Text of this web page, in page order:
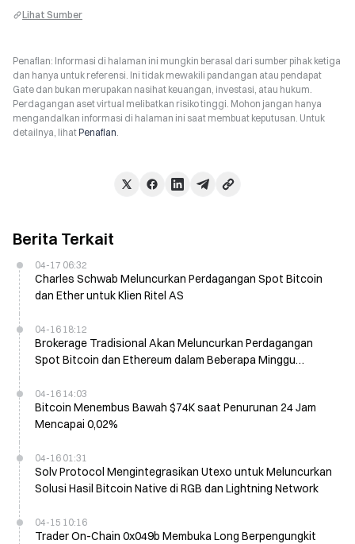
Lihat Sumber
Penafian: Informasi di halaman ini mungkin berasal dari sumber pihak ketiga
dan hanya untuk referensi. Ini tidak mewakili pandangan atau pendapat
Gate dan bukan merupakan nasihat keuangan, investasi, atau hukum.
Perdagangan aset virtual melibatkan risiko tinggi. Mohon jangan hanya
mengandalkan informasi di halaman ini saat membuat keputusan. Untuk
detailnya, lihatPenafian.
Berita Terkait
04-17 06:32
Charles Schwab Meluncurkan Perdagangan Spot Bitcoin
dan Ether untuk Klien Ritel AS
04-16 18:12
Brokerage Tradisional Akan Meluncurkan Perdagangan
Spot Bitcoin dan Ethereum dalam Beberapa Minggu
04-16 14:03
Bitcoin Menembus Bawah $74K saat Penurunan 24 Jam
Mencapai 0,02%
04-16 01:31
Solv Protocol Mengintegrasikan Utexo untuk Meluncurkan
Solusi Hasil Bitcoin Native di RGB dan Lightning Network
04-15 10:16
Trader On-Chain 0x049b Membuka Long Berpengungkit